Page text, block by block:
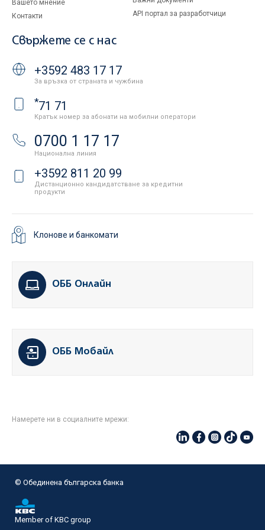
Вашето мнение
Контакти
API портал за разработчици
Свържете се с нас
+3592 483 17 17
За връзка от страната и чужбина
*71 71
Кратък номер за абонати на мобилни оператори
0700 1 17 17
Национална линия
+3592 811 20 99
Дистанционно кандидатстване за кредитни
продукти
Клонове и банкомати
ОББ Онлайн
ОББ Мобайл
Намерете ни в социалните мрежи:
© Oбединена българска банка
Member of KBC group